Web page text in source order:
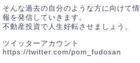
そんな過去の自分のような方に向けて情
報を発信していきます。
不動産投資で人生好転させましょう。
ツイッターアカウント
https://twitter.com/pom_fudosan